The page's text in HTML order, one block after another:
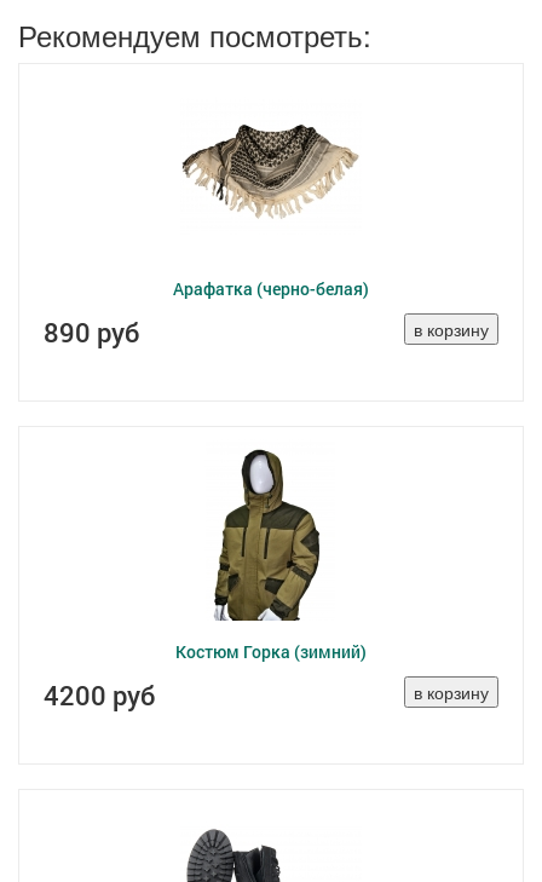
Рекомендуем посмотреть:
Арафатка (черно-белая)
890 руб
Костюм Горка (зимний)
4200 руб